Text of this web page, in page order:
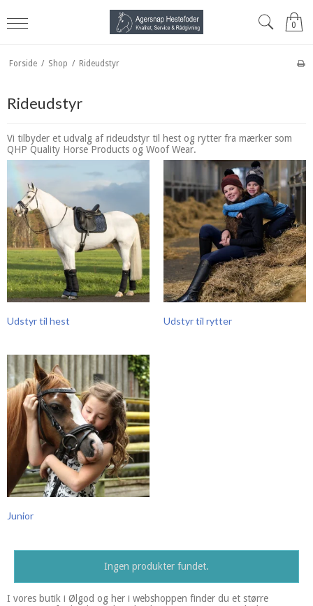
0
Forside / Shop / Rideudstyr
Rideudstyr
Vi tilbyder et udvalg af rideudstyr til hest og rytter fra mærker som
QHP Quality Horse Products og Woof Wear.
Udstyr til hest Udstyr til rytter
Junior
Ingen produkter fundet.
I vores butik i Ølgod og her i webshoppen finder du et større